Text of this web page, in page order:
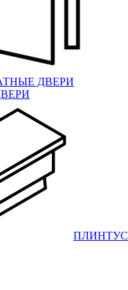
ДВЕРИ
ПЛИНТУС